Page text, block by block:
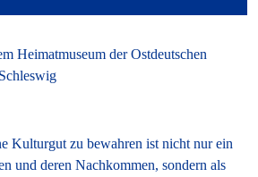
Heimatmuseum der Ostdeutschen
Kulturgut zu bewahren ist nicht nur ein
und deren Nachkommen, sondern als